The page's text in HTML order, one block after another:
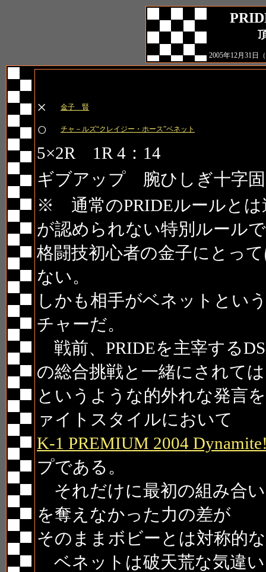
2005年12月31日
×
金子 賢
○ チャ－ルズ“クレイジー・ホース”ベネット
5×2R 1R 4：14
ギブアップ 腕ひしぎ十字
※ 通常のPRIDEルールとは
が認められない特別ルール
格闘技初心者の金子にとっ
ない。
しかも相手がベネットとい
チャーだ。
戦前、PRIDEを主宰する
の総合挑戦と一緒にされて
というような的外れな発言
ァイトスタイルにおいて
K-1 PREMIUM 2004
プである。
それだけに最初の組み合
を奪えなかった力の差が
そのままボビーとは対称的
ベネットは破天荒な気違